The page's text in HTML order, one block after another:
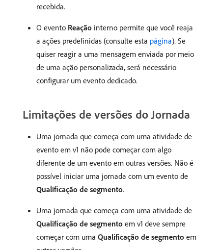
recebida.
O evento Reação interno permite que você reaja
a ações predefinidas (consulte esta página). Se
quiser reagir a uma mensagem enviada por meio
de uma ação personalizada, será necessário
configurar um evento dedicado.
Limitações de versões do Jornada
Uma jornada que começa com uma atividade de
evento em v1 não pode começar com algo
diferente de um evento em outras versões. Não é
possível iniciar uma jornada com um evento de
Qualificação de segmento.
Uma jornada que começa com uma atividade de
Qualificação de segmento em v1 deve sempre
começar com uma Qualificação de segmento em